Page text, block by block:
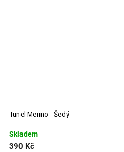
Tunel Merino - Šedý
Skladem
390 Kč